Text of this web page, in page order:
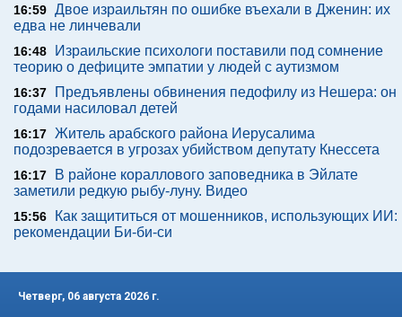
16:59 Двое израильтян по ошибке въехали в Дженин: их
едва не линчевали
16:48
Израильские психологи поставили под сомнение
теорию о дефиците эмпатии у людей с аутизмом
16:37
Предъявлены обвинения педофилу из Нешера: он
годами насиловал детей
16:17 Житель арабского района Иерусалима
подозревается в угрозах убийством депутату Кнессета
16:17
В районе кораллового заповедника в Эйлате
заметили редкую рыбу-луну. Видео
15:56
Как защититься от мошенников, использующих ИИ:
рекомендации Би-би-си
Четверг, 06 августа 2026 г.